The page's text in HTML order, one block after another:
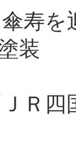
寿
装
Ｒ